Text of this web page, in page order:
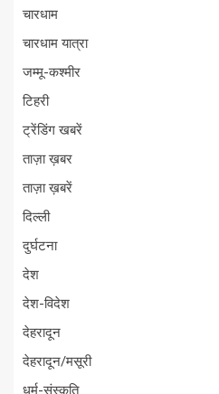
चारधाम
चारधाम यात्रा
जम्मू-कश्मीर
टिहरी
ट्रेंडिंग खबरें
ताज़ा ख़बर
ताज़ा ख़बरें
दिल्ली
दुर्घटना
देश
देश-विदेश
देहरादून
देहरादून/मसूरी
धर्म-संस्कृति